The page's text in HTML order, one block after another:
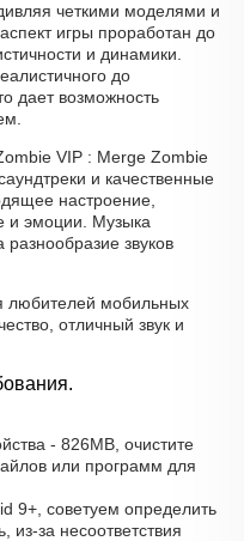
четкими моделями и
игры проработан до
и динамики.
до
дает возможность
VIP : Merge Zombie
и качественные
настроение,
и эмоции. Музыка
звуков
любителей мобильных
отличный звук и
- 826MB, очистите
или программ для
9+, советуем определить
за несоответствия